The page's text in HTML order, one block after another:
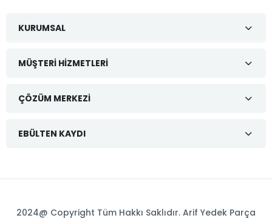
KURUMSAL
MÜŞTERI HIZMETLERI
ÇÖZÜM MERKEZI
EBÜLTEN KAYDI
2024@ Copyright Tüm Hakkı Saklıdır. Arif Yedek Parça